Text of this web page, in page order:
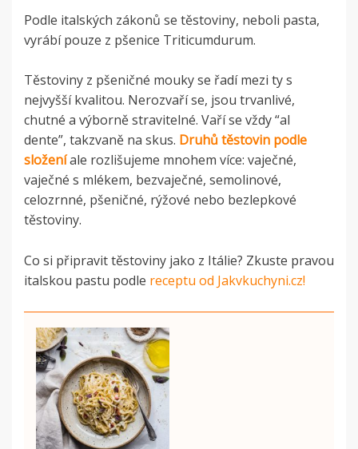
Podle italských zákonů se těstoviny, neboli pasta,
vyrábí pouze z pšenice Triticumdurum.
Těstoviny z pšeničné mouky se řadí mezi ty s
nejvyšší kvalitou. Nerozvaří se, jsou trvanlivé,
chutné a výborně stravitelné. Vaří se vždy “al
dente”, takzvaně na skus. Druhů těstovin podle
složeníale rozlišujeme mnohem více: vaječné,
vaječné s mlékem, bezvaječné, semolinové,
celozrnné, pšeničné, rýžové nebo bezlepkové
těstoviny.
Co si připravit těstoviny jako z Itálie? Zkuste pravou
italskou pastu podle receptu od Jakvkuchyni.cz!